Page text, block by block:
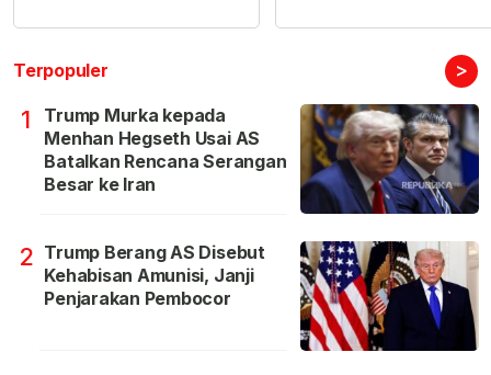
Terpopuler >
1
Trump Murka kepada
Menhan Hegseth Usai AS
Batalkan Rencana Serangan
Besar ke Iran
2 Trump Berang AS Disebut
Kehabisan Amunisi, Janji
Penjarakan Pembocor